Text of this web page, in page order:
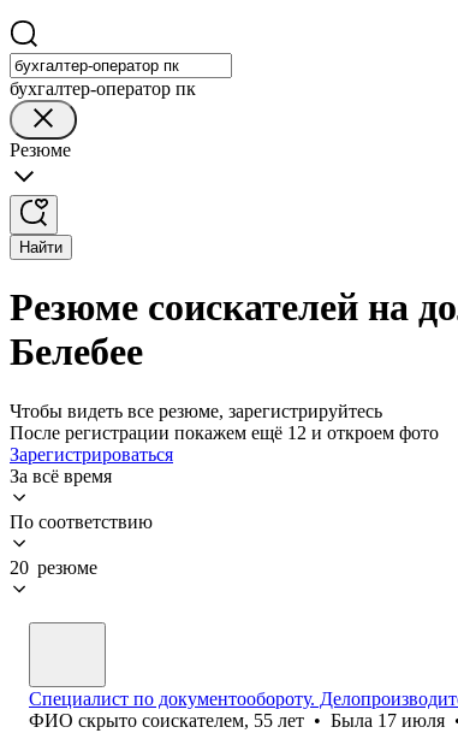
бухгалтер-оператор пк
Резюме
Найти
Резюме соискателей на
Белебее
Чтобы видеть все резюме, зарегистрируйтесь
После регистрации покажем ещё 12 и откроем фото
Зарегистрироваться
За всё время
По соответствию
20 резюме
Специалист по документообороту.
ФИО скрыто соискателем, 55 лет • Была 17 июля